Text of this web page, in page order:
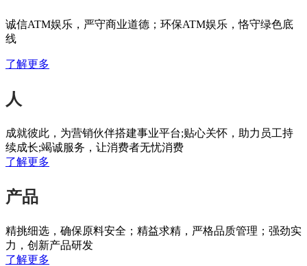
诚信ATM娱乐，严守商业道德；环保ATM娱乐，恪守绿色底
线
了解更多
人
成就彼此，为营销伙伴搭建事业平台;贴心关怀，助力员工持
续成长;竭诚服务，让消费者无忧消费
了解更多
产品
精挑细选，确保原料安全；精益求精，严格品质管理；强劲实
力，创新产品研发
了解更多